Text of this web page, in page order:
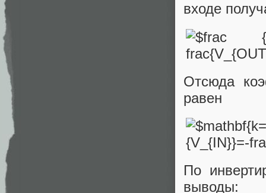
входе
Отсюда
равен
По
выводы: